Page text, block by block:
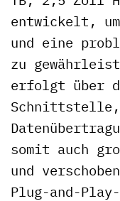
entwickelt,
und eine
zu
erfolgt über
Schnittstelle,
somit auch
und
Plug-and-